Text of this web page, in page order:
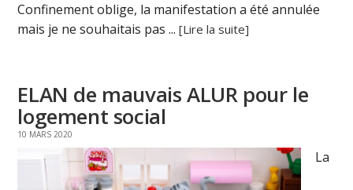
Confinement oblige, la manifestation a été annulée
mais je ne souhaitais pas ...[Lire la suite]
ELAN de mauvais ALUR pour le
logement social
10 MARS 2020
La